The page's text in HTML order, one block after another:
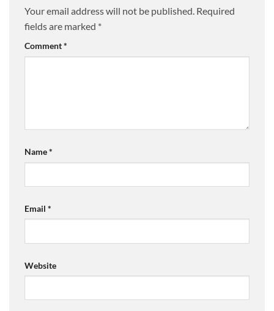
Your email address will not be published. Required
fields are marked *
Comment*
Name*
Email *
Website